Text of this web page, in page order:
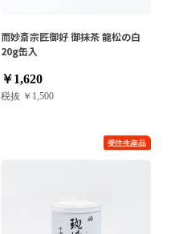
而妙斎宗匠御好 御抹茶 龍松の白
20g缶入
￥1,620
税抜 ￥1,500